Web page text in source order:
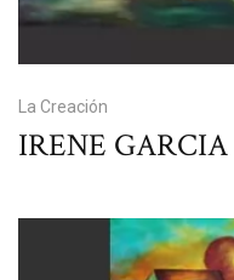
La Creación
IRENE